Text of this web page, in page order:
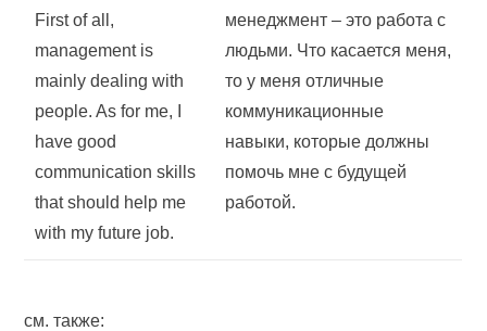
First of all,
management is
mainly dealing with
people. As for me, I
have good
communication skills
that should help me
with my future job.
менеджмент – это работа с
людьми. Что касается меня,
то у меня отличные
коммуникационные
навыки, которые должны
помочь мне с будущей
работой.
см. также: